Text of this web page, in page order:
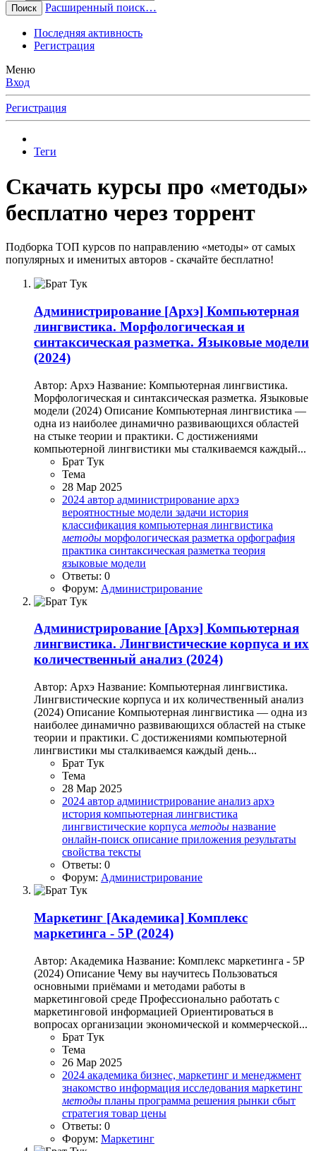
Поиск Расширенный поиск…
Последняя активность
Регистрация
Меню
Вход
Регистрация
Теги
Скачать курсы про «методы»
бесплатно через торрент
Подборка ТОП курсов по направлению «методы» от самых
популярных и именитых авторов - скачайте бесплатно!
Администрирование [Архэ] Компьютерная
лингвистика. Морфологическая и
синтаксическая разметка. Языковые модели
(2024)
Автор: Архэ Название: Компьютерная лингвистика.
Морфологическая и синтаксическая разметка. Языковые
модели (2024) Описание Компьютерная лингвистика —
одна из наиболее динамично развивающихся областей
на стыке теории и практики. С достижениями
компьютерной лингвистики мы сталкиваемся каждый...
Брат Тук
Тема
28 Мар 2025
2024 автор администрирование архэ
вероятностные модели задачи история
классификация компьютерная лингвистика
методы морфологическая разметка орфография
практика синтаксическая разметка теория
языковые модели
Ответы: 0
Форум: Администрирование
Администрирование [Архэ] Компьютерная
лингвистика. Лингвистические корпуса и их
количественный анализ (2024)
Автор: Архэ Название: Компьютерная лингвистика.
Лингвистические корпуса и их количественный анализ
(2024) Описание Компьютерная лингвистика — одна из
наиболее динамично развивающихся областей на стыке
теории и практики. С достижениями компьютерной
лингвистики мы сталкиваемся каждый день...
Брат Тук
Тема
28 Мар 2025
2024 автор администрирование анализ архэ
история компьютерная лингвистика
лингвистические корпуса методы название
онлайн-поиск описание приложения результаты
свойства тексты
Ответы: 0
Форум: Администрирование
Маркетинг [Академика] Комплекс
маркетинга - 5Р (2024)
Автор: Академика Название: Комплекс маркетинга - 5Р
(2024) Описание Чему вы научитесь Пользоваться
основными приёмами и методами работы в
маркетинговой среде Профессионально работать с
маркетинговой информацией Ориентироваться в
вопросах организации экономической и коммерческой...
Брат Тук
Тема
26 Мар 2025
2024 академика бизнес, маркетинг и менеджмент
знакомство информация исследования маркетинг
методы планы программа решения рынки сбыт
стратегия товар цены
Ответы: 0
Форум: Маркетинг